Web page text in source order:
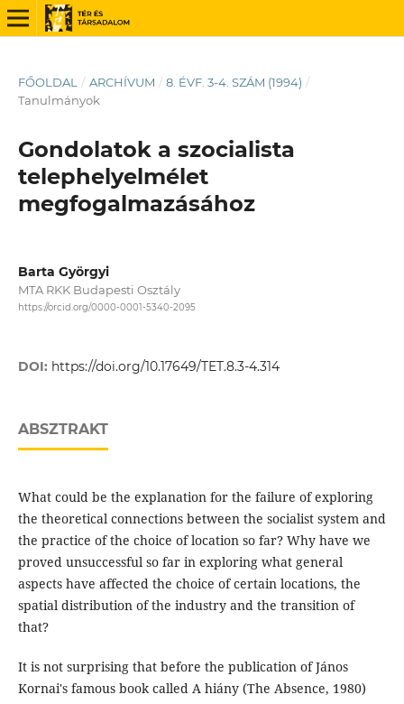
FŐOLDAL / ARCHÍVUM / 8. ÉVF. 3-4. SZÁM (1994) /
Tanulmányok
Gondolatok a szocialista
telephelyelmélet
megfogalmazásához
Barta Györgyi
MTA RKK Budapesti Osztály
https://orcid.org/0000-0001-5340-2095
DOI: https://doi.org/10.17649/TET.8.3-4.314
ABSZTRAKT
What could be the explanation for the failure of exploring
the theoretical connections between the socialist system and
the practice of the choice of location so far? Why have we
proved unsuccessful so far in exploring what general
aspects have affected the choice of certain locations, the
spatial distribution of the industry and the transition of
that?
It is not surprising that before the publication of János
Kornai's famous book called A hiány (The Absence, 1980)